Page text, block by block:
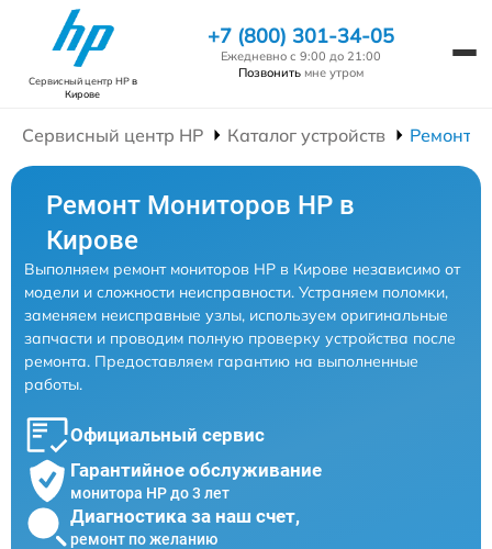
Сервисный центр HPв
Кирове
+7 (800) 301-34-05
Ежедневно с 9:00 до 21:00
Позвонить мне утром
Сервисный центр HP Каталог устройств Ремонт
Ремонт Мониторов HP в
Кирове
Выполняем ремонт мониторов HP в Кирове независимо от
модели и сложности неисправности. Устраняем поломки,
заменяем неисправные узлы, используем оригинальные
запчасти и проводим полную проверку устройства после
ремонта. Предоставляем гарантию на выполненные
работы.
Официальный сервис
Гарантийное обслуживание
монитора HP до 3 лет
Диагностика за наш счет,
ремонт по желанию